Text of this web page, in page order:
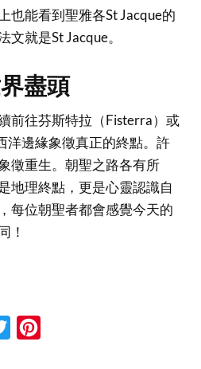
也能看到聖雅各St Jacque的
就是St Jacque。
盡頭
前往芬斯特拉（Fisterra）或
洋邊緣象徵真正的終點。許
徵重生。朝聖之路各有所
地理終點，更是心靈認識自
每位朝聖者都會感覺今天的
！
Twitter